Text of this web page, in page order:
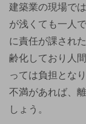
建築業の現場で
が浅くても一人
に責任が課され
齢化しており人
っては負担とな
不満があれば、
しょう。